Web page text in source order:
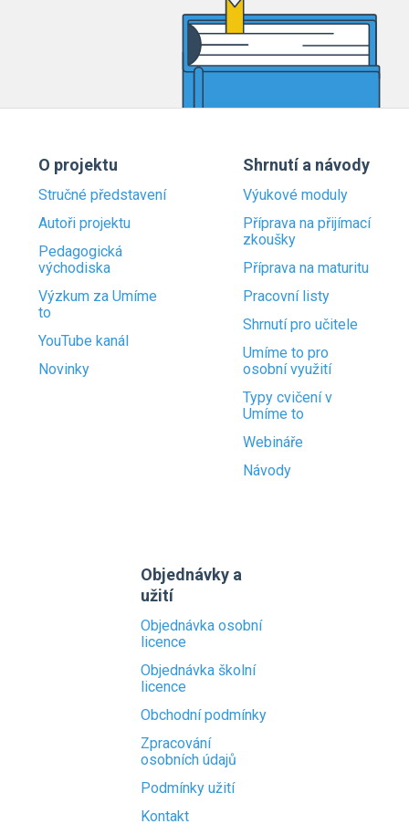
O projektu
Stručné představení
Autoři projektu
Pedagogická
východiska
Výzkum za Umíme
to
YouTube kanál
Novinky
Shrnutí a návody
Výukové moduly
Příprava na přijímací
zkoušky
Příprava na maturitu
Pracovní listy
Shrnutí pro učitele
Umíme to pro
osobní využití
Typy cvičení v
Umíme to
Webináře
Návody
Objednávky a
užití
Objednávka osobní
licence
Objednávka školní
licence
Obchodní podmínky
Zpracování
osobních údajů
Podmínky užití
Kontakt